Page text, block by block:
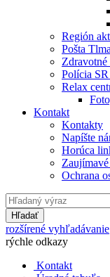
Región
Pošta
Zdravotné
Polícia
Relax
Kontakt
Kontakty
Napíšte
Horúca
Ochrana
Hľadať
rozšírené vyhľadávanie
rýchle odkazy
Kontakt